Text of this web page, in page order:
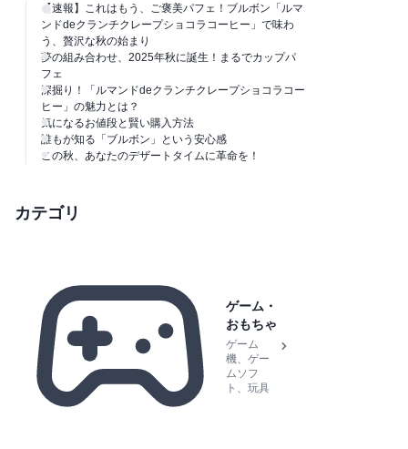
【速報】これはもう、ご褒美パフェ！ブルボン「ルマ
ンドdeクランチクレープショコラコーヒー」で味わ
う、贅沢な秋の始まり
夢の組み合わせ、2025年秋に誕生！まるでカップパ
フェ
深掘り！「ルマンドdeクランチクレープショコラコー
ヒー」の魅力とは？
気になるお値段と賢い購入方法
誰もが知る「ブルボン」という安心感
この秋、あなたのデザートタイムに革命を！
カテゴリ
ゲーム・
おもちゃ
ゲーム
機、ゲー
ムソフ
ト、玩具